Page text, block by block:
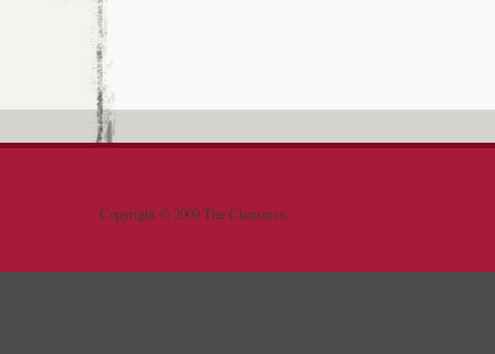
Copyright © 2009 The Clansmen